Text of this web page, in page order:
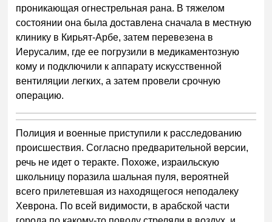
проникающая огнестрельная рана. В тяжелом
состоянии она была доставлена сначала в местную
клинику в Кирьят-Арбе, затем перевезена в
Иерусалим, где ее погрузили в медикаментозную
кому и подключили к аппарату искусственной
вентиляции легких, а затем провели срочную
операцию.
Полиция и военные приступили к расследованию
происшествия. Согласно предварительной версии,
речь не идет о теракте. Похоже, израильскую
школьницу поразила шальная пуля, вероятней
всего прилетевшая из находящегося неподалеку
Хеврона. По всей видимости, в арабской части